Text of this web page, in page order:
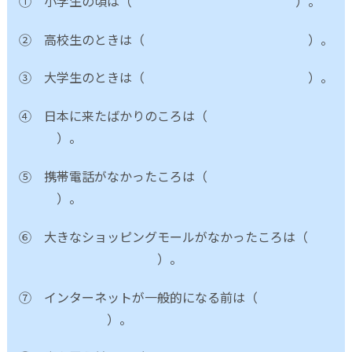
② 高校生のときは（ ）。
③ 大学生のときは（ ）。
④ 日本に来たばかりのころは（
）。
⑤ 携帯電話がなかったころは（
）。
⑥ 大きなショッピングモールがなかったころは（
）。
⑦ インターネットが一般的になる前は（
）。